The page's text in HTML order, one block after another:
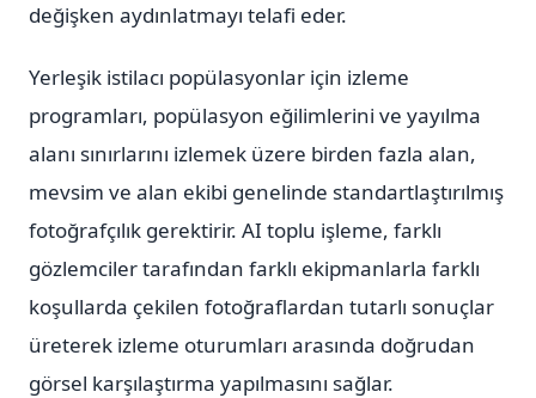
değişken aydınlatmayı telafi eder.
Yerleşik istilacı popülasyonlar için izleme
programları, popülasyon eğilimlerini ve yayılma
alanı sınırlarını izlemek üzere birden fazla alan,
mevsim ve alan ekibi genelinde standartlaştırılmış
fotoğrafçılık gerektirir. AI toplu işleme, farklı
gözlemciler tarafından farklı ekipmanlarla farklı
koşullarda çekilen fotoğraflardan tutarlı sonuçlar
üreterek izleme oturumları arasında doğrudan
görsel karşılaştırma yapılmasını sağlar.